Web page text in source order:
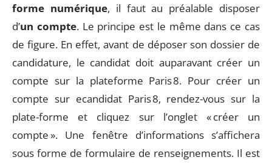
forme numérique, il faut au préalable disposer
d’un compte. Le principe est le même dans ce cas
de figure. En effet, avant de déposer son dossier de
candidature, le candidat doit auparavant créer un
compte sur la plateforme Paris 8. Pour créer un
compte sur ecandidat Paris 8, rendez-vous sur la
plate-forme et cliquez sur l’onglet « créer un
compte ». Une fenêtre d’informations s’affichera
sous forme de formulaire de renseignements. Il est